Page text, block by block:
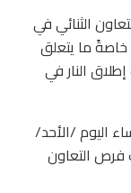
الثنائي في
خاصةً ما يتعلق
النار في
اليوم /الأحد/
فرص التعاون